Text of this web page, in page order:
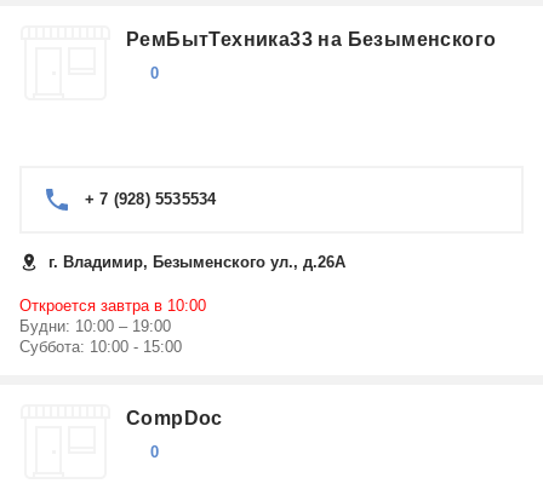
РемБытТехника33 на Безыменского
0
+ 7 (928) 5535534
г. Владимир, Безыменского ул., д.26А
Откроется завтра в 10:00
Будни: 10:00 – 19:00
Суббота: 10:00 - 15:00
CompDoc
0